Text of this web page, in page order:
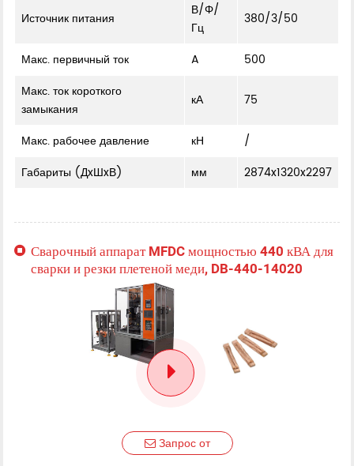
Источник питания
В/Φ/
Гц
380/3/50
Макс. первичный ток A
500
Макс. ток короткого
замыкания
кА 75
Макс. рабочее давление кН
/
Габариты (ДxШxВ)
мм 2874x1320x2297
Сварочный аппарат MFDC мощностью 440 кВА для
сварки и резки плетеной меди, DB-440-14020
Запрос от